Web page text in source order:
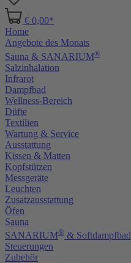
€ 0,00*
Home
Angebote des Monats
Sauna & SANARIUM®
Salzinhalation
Infrarot
Dampfbad
Wellness-Bereich
Düfte
Textilien
Wartung & Service
Ausstattung
Kissen & Matten
Kopfstützen
Messgeräte
Leuchten
Zusatzausstattung
Öfen
Sauna
SANARIUM® & Softdampfbad
Steuerungen
Zubehör